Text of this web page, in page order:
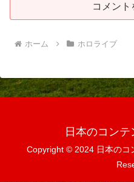
コメント
ホーム ホロライブ
日本のコン
Copyright © 2024 日本のコ